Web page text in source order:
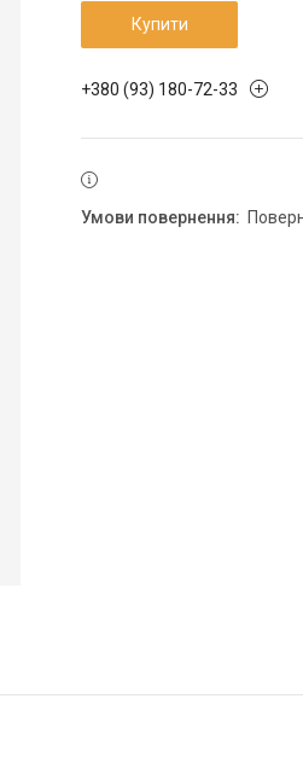
Купити
+380 (93) 180-72-33